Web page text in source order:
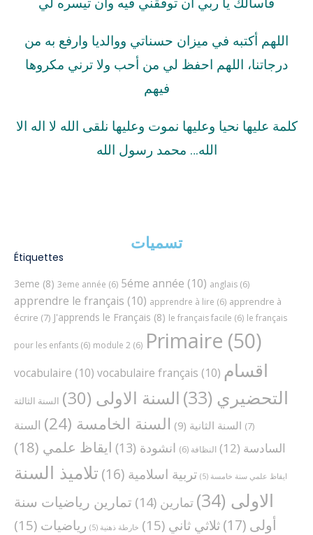
اللهم أكتبه في ميزان حسناتي ووالديا وارفع به من
درجاتنا، اللهم احفظ لي من أحب ولا ترني مكروها
فيهم
كلمة عليها نحيا وعليها نموت وعليها نلقى الله لا اله الا
الله… محمد رسول الله
تسميات
Étiquettes
3eme (8) 3eme année (6) 5éme année (10) anglais (6)
apprendre le français (10) apprendre à lire (6) apprendre à
écrire (7) J'apprends le Français (8) le français facile (6) le français
pour les enfants (6) module 2 (6) Primaire (50)
vocabulaire (10) vocabulaire français (10) اقسام
التحضيري (33) السنة الاولى (30)
السنة الثالثة
(7)
السنة الثانية (9) السنة الخامسة (24)
السنة
السادسة (12) النظافة (6) انشودة (13) ايقاظ علمي (18)
ايقاظ علمي سنة خامسة (5) تربية اسلامية (16)
تلاميذ السنة
الاولى (34) تمارين (14)
تمارين رياضيات سنة
أولى (17) ثلاثي ثاني (15) خارطة ذهنية (5) رياضيات (15)